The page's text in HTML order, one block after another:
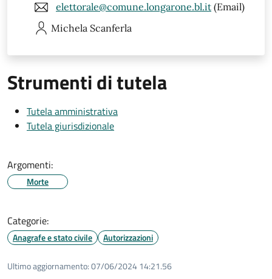
elettorale@comune.longarone.bl.it (Email)
Michela Scanferla
Strumenti di tutela
Tutela amministrativa
Tutela giurisdizionale
Argomenti:
Morte
Categorie:
Anagrafe e stato civile Autorizzazioni
Ultimo aggiornamento:07/06/2024 14:21.56